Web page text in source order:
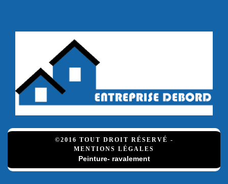
©2016 TOUT DROIT RÉSERVÉ -
MENTIONS LÉGALES
Peinture- ravalement